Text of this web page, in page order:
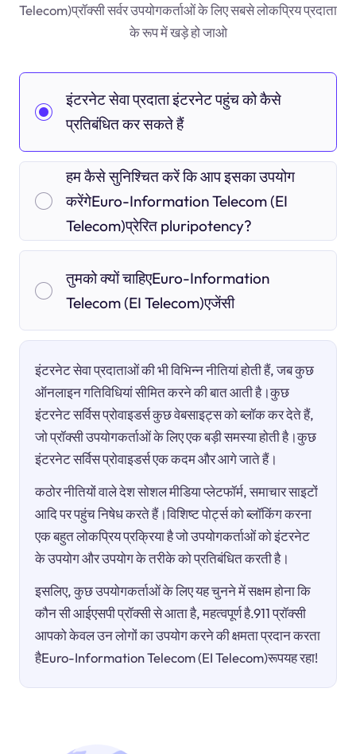
Telecom)प्रॉक्सी सर्वर उपयोगकर्ताओं के लिए सबसे लोकप्रिय प्रदाता
के रूप में खड़े हो जाओ
इंटरनेट सेवा प्रदाता इंटरनेट पहुंच को कैसे
प्रतिबंधित कर सकते हैं
हम कैसे सुनिश्चित करें कि आप इसका उपयोग
करेंगेEuro-Information Telecom (EI
Telecom)प्रेरित pluripotency?
तुमको क्यों चाहिएEuro-Information
Telecom (EI Telecom)एजेंसी
इंटरनेट सेवा प्रदाताओं की भी विभिन्न नीतियां होती हैं, जब कुछ
ऑनलाइन गतिविधियां सीमित करने की बात आती है।कुछ
इंटरनेट सर्विस प्रोवाइडर्स कुछ वेबसाइट्स को ब्लॉक कर देते हैं,
जो प्रॉक्सी उपयोगकर्ताओं के लिए एक बड़ी समस्या होती है।कुछ
इंटरनेट सर्विस प्रोवाइडर्स एक कदम और आगे जाते हैं।
कठोर नीतियों वाले देश सोशल मीडिया प्लेटफॉर्म, समाचार साइटों
आदि पर पहुंच निषेध करते हैं।विशिष्ट पोर्ट्स को ब्लॉकिंग करना
एक बहुत लोकप्रिय प्रक्रिया है जो उपयोगकर्ताओं को इंटरनेट
के उपयोग और उपयोग के तरीके को प्रतिबंधित करती है।
इसलिए, कुछ उपयोगकर्ताओं के लिए यह चुनने में सक्षम होना कि
कौन सी आईएसपी प्रॉक्सी से आता है, महत्वपूर्ण है.911 प्रॉक्सी
आपको केवल उन लोगों का उपयोग करने की क्षमता प्रदान करता
हैEuro-Information Telecom (EI Telecom)रूपयह रहा!